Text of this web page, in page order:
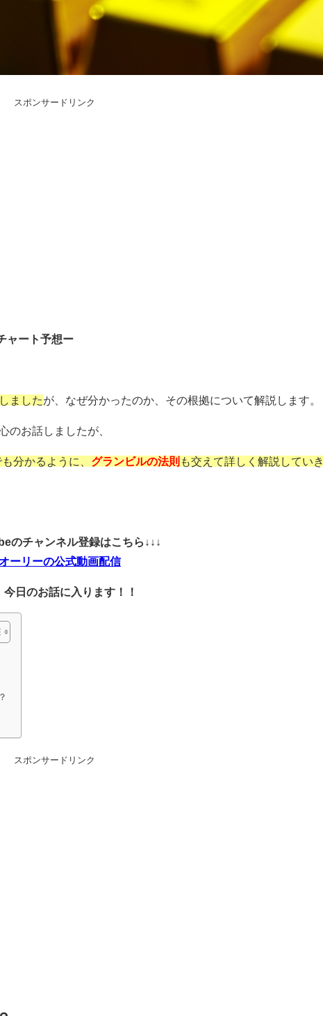
スポンサードリンク
ャート予想ー
ましたが、なぜ分かったのか、その根拠について解説します。
のお話しましたが、
も分かるように、 グランビルの法則 も交えて詳しく解説していき
のチャンネル登録はこちら↓↓↓
ーリーの公式動画配信
今日のお話に入ります！！
スポンサードリンク